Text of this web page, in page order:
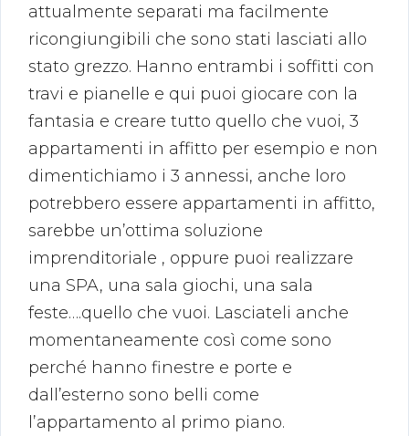
attualmente separati ma facilmente
ricongiungibili che sono stati lasciati allo
stato grezzo. Hanno entrambi i soffitti con
travi e pianelle e qui puoi giocare con la
fantasia e creare tutto quello che vuoi, 3
appartamenti in affitto per esempio e non
dimentichiamo i 3 annessi, anche loro
potrebbero essere appartamenti in affitto,
sarebbe un’ottima soluzione
imprenditoriale , oppure puoi realizzare
una SPA, una sala giochi, una sala
feste….quello che vuoi. Lasciateli anche
momentaneamente così come sono
perché hanno finestre e porte e
dall’esterno sono belli come
l’appartamento al primo piano.